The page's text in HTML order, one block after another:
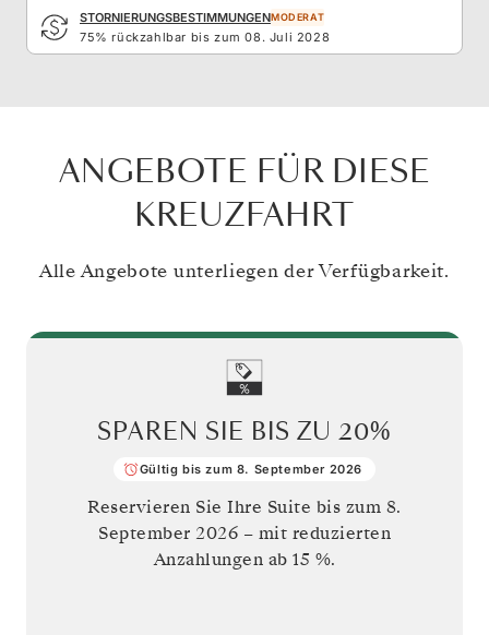
STORNIERUNGSBESTIMMUNGENMODERAT
75% rückzahlbar bis zum 08. Juli 2028
ANGEBOTE FÜR DIESE
KREUZFAHRT
Alle Angebote unterliegen der Verfügbarkeit.
SPAREN SIE BIS ZU 20%
Gültig bis zum 8. September 2026
Reservieren Sie Ihre Suite bis zum 8.
September 2026 – mit reduzierten
Anzahlungen ab 15 %.